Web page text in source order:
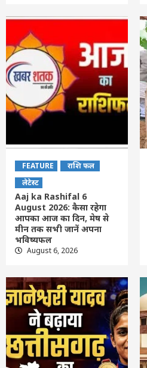
FEATURE
राशि फल
लेटेस्ट
Aaj ka Rashifal 6
August 2026: कैसा रहेगा
आपका आज का द‍िन, मेष से
मीन तक सभी जानें अपना
भविष्यफल
August 6, 2026